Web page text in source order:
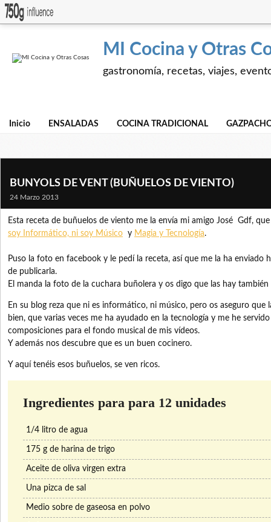
MI Cocina y Otras
gastronomía, recetas, viajes,
Inicio ENSALADAS COCINA TRADICIONAL
BUNYOLS DE VENT (BUÑUELOS DE VIENTO)
24 Marzo 2013
Esta receta de buñuelos de viento me la envía mi amigo José Gdf,
soy Informático, ni soy Músico y Magia y Tecnología.
Puso la foto en facebook y le pedí la receta, así que me la ha enviado
de publicarla.
El manda la foto de la cuchara buñolera y os digo que las hay
En su blog reza que ni es informático, ni músico, pero os aseguro que
bien, que varias veces me ha ayudado en la tecnología y me he
composiciones para el fondo musical de mis vídeos.
Y además nos descubre que es un buen cocinero.
Y aquí tenéis esos buñuelos, se ven ricos.
Ingredientes para para 12 unidades
1/4 litro de agua
175 g de harina de trigo
Aceite de oliva virgen extra
Una pizca de sal
Medio sobre de gaseosa en polvo